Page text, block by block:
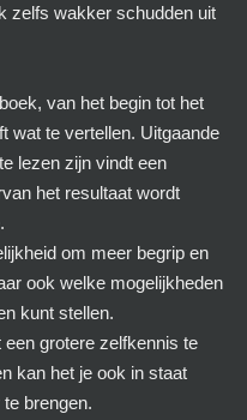
zelfs wakker schudden uit
van het begin tot het
wat te vertellen. Uitgaande
lezen zijn vindt een
het resultaat wordt
om meer begrip en
ook welke mogelijkheden
kunt stellen.
grotere zelfkennis te
kan het je ook in staat
brengen.